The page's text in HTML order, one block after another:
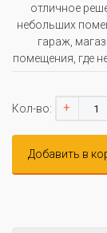
отличное
небольших
гараж,
помещения, где
Кол-во: +
Добавить в